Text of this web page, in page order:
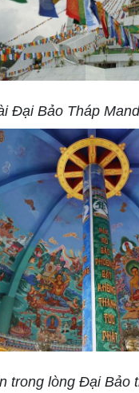
Đại Bảo Tháp
trong lòng Đại Bảo